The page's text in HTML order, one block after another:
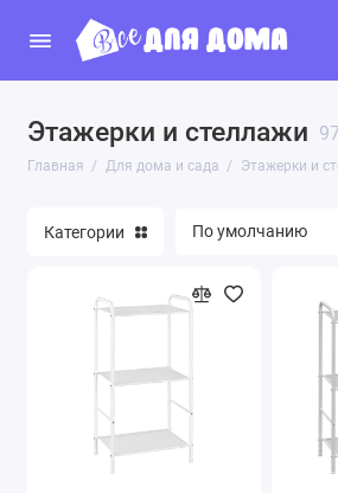
Этажерки и стеллажи
Главная Для дома и сада Этажерки и
Ароматы
Табуреты
Товары для праздников
Стремянки
Категории